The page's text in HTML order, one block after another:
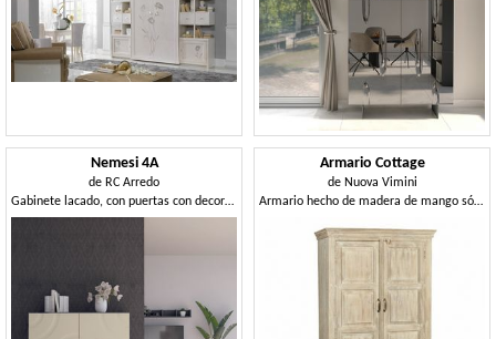
Nemesi 4A
de RC Arredo
Gabinete lacado, con puertas con decoraciones concéntricas
Armario Cottage
de Nuova Vimini
Armario hecho de madera de mango sólida